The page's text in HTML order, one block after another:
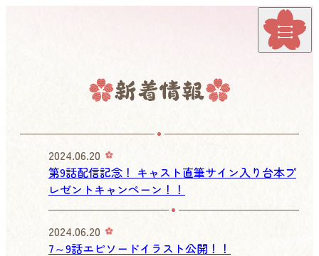
2024.06.20
第9話配信記念！ キャスト直筆サイン入り台本プ
レゼントキャンペーン！！
2024.06.20
7～9話エピソードイラスト公開！！